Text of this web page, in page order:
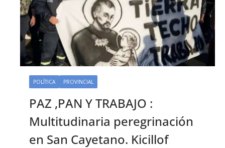
POLÍTICA PROVINCIAL
PAZ ,PAN Y TRABAJO :
Multitudinaria peregrinación
en San Cayetano. Kicillof